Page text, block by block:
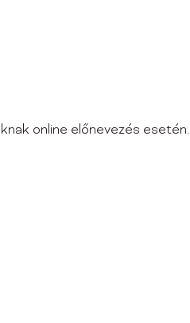
online előnevezés esetén.